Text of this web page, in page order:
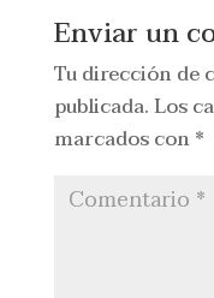
Enviar un
Tu dirección de
publicada.Los
marcados con*